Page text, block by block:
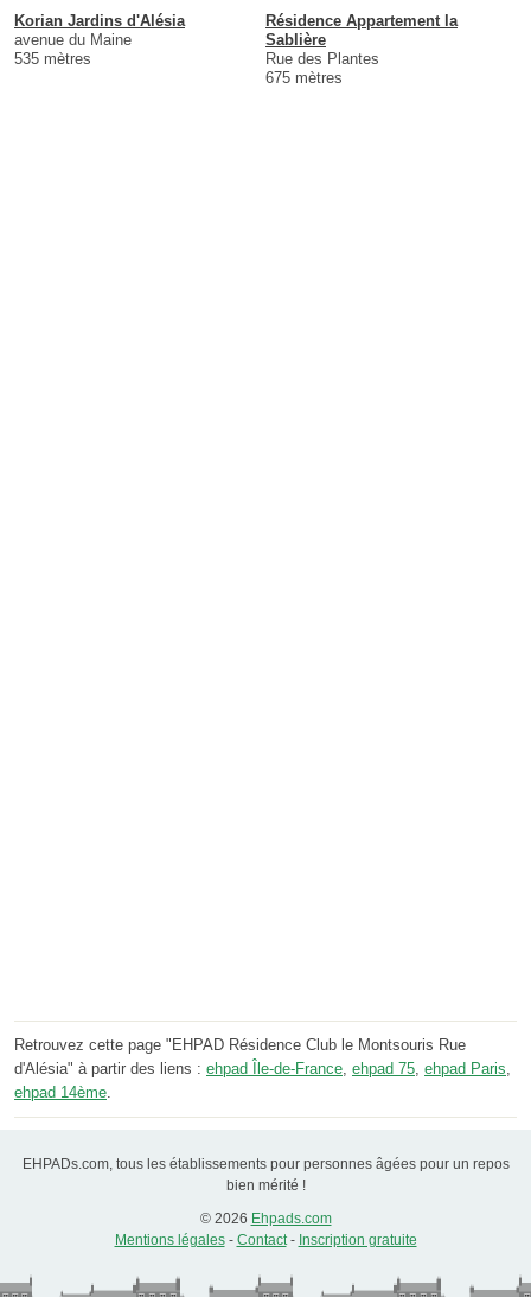
Korian Jardins d'Alésia
avenue du Maine
535 mètres
Résidence Appartement la
Sablière
Rue des Plantes
675 mètres
Retrouvez cette page "EHPAD Résidence Club le Montsouris Rue
d'Alésia" à partir des liens : ehpad Île-de-France ehpad 75 ehpad Paris
ehpad 14ème
EHPADs.com, tous les établissements pour personnes âgées pour un repos
bien mérité !
© 2026 Ehpads.com
Mentions légales- Contact- Inscription gratuite